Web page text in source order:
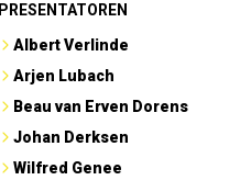
PRESENTATOREN
Albert Verlinde
Arjen Lubach
Beau van Erven Dorens
Johan Derksen
Wilfred Genee